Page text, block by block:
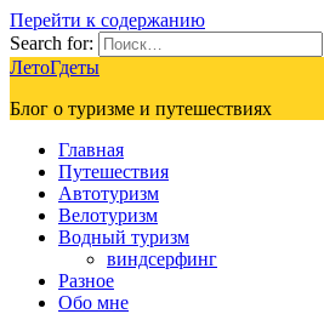
Перейти к содержанию
Search for:
ЛетоГдеты
Блог о туризме и путешествиях
Главная
Путешествия
Автотуризм
Велотуризм
Водный туризм
виндсерфинг
Разное
Обо мне